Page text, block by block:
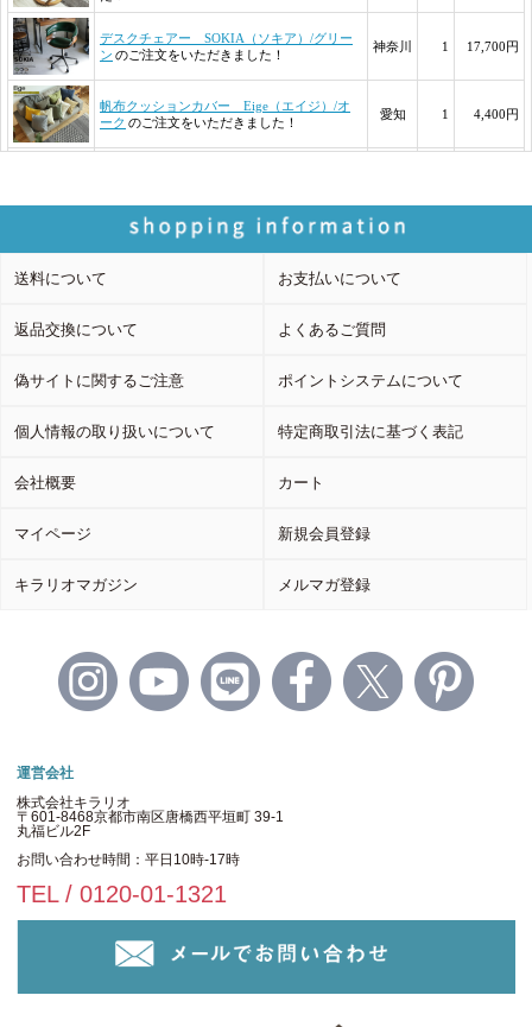
送料について お支払いについて
返品交換について よくあるご質問
偽サイトに関するご注意 ポイントシステムについて
個人情報の取り扱いについて 特定商取引法に基づく表記
会社概要 カート
マイページ 新規会員登録
キラリオマガジン メルマガ登録
運営会社
株式会社キラリオ
〒601-8468京都市南区唐橋西平垣町 39-1
丸福ビル2F
お問い合わせ時間：平日10時-17時
TEL / 0120-01-1321